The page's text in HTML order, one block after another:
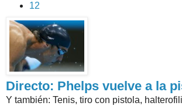
12
Directo: Phelps vuelve a la
Y también: Tenis, tiro con pistola,